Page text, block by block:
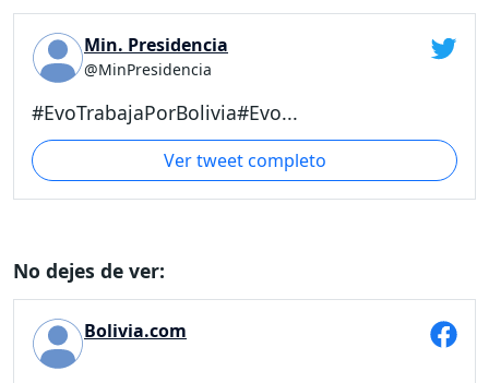
Min. Presidencia
@MinPresidencia
#EvoTrabajaPorBolivia#Evo...
Ver tweet completo
No dejes de ver:
Bolivia.com